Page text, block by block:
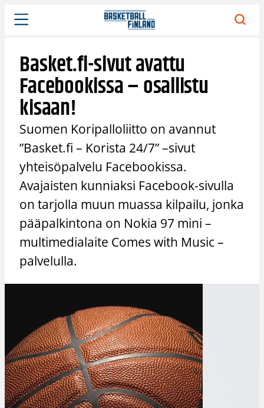
Siirry
sisältöön
Basket.fi-sivut avattu
Facebookissa – osallistu
kisaan!
Suomen Koripalloliitto on avannut
”Basket.fi – Korista 24/7” –sivut
yhteisöpalvelu Facebookissa.
Avajaisten kunniaksi Facebook-sivulla
on tarjolla muun muassa kilpailu, jonka
pääpalkintona on Nokia 97 mini –
multimedialaite Comes with Music –
palvelulla.